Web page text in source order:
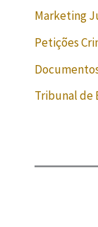
Marketing
Petições
Tribunal de